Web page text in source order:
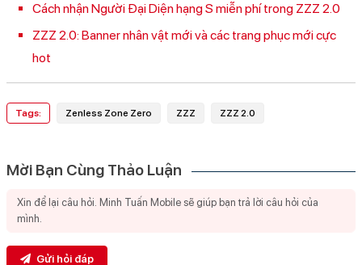
Cách nhận Người Đại Diện hạng S miễn phí trong ZZZ 2.0
ZZZ 2.0: Banner nhân vật mới và các trang phục mới cực
hot
Tags: Zenless Zone Zero ZZZ ZZZ 2.0
Mời Bạn Cùng Thảo Luận
Gửi hỏi đáp